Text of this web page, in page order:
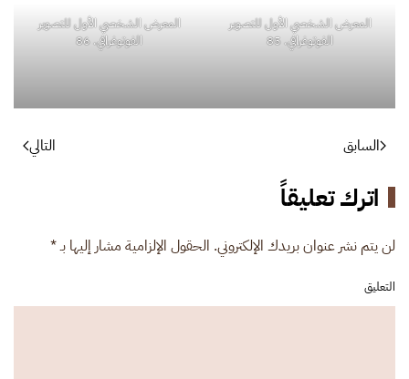
المعرض الشخصي الأول للتصوير
الفوتوغرافي. 85
المعرض الشخصي الأول للتصوير
الفوتوغرافي. 86
السابق التالي
اترك تعليقاً
لن يتم نشر عنوان بريدك الإلكتروني. الحقول الإلزامية مشار إليها بـ*
التعليق